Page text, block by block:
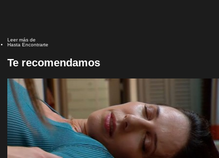
Leer más de
Hasta Encontrarte
Te recomendamos